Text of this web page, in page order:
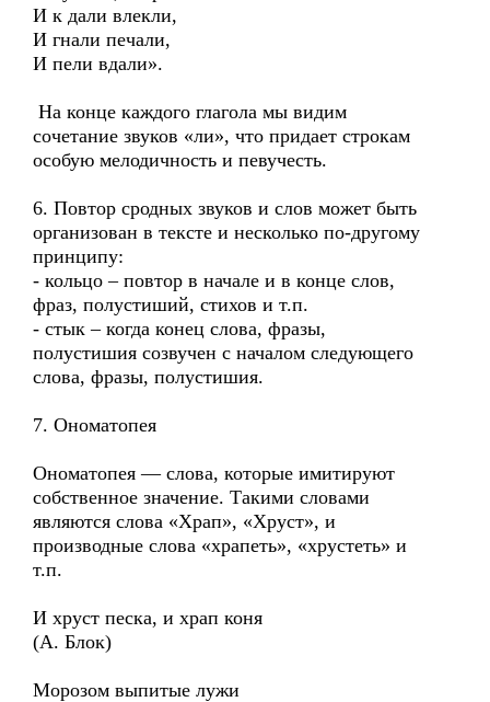
И к дали влекли,
И гнали печали,
И пели вдали».
На конце каждого глагола мы видим
сочетание звуков «ли», что придает строкам
особую мелодичность и певучесть.
6. Повтор сродных звуков и слов может быть
организован в тексте и несколько по-другому
принципу:
- кольцо – повтор в начале и в конце слов,
фраз, полустиший, стихов и т.п.
- стык – когда конец слова, фразы,
полустишия созвучен с началом следующего
слова, фразы, полустишия.
7. Ономатопея
Ономатопея — слова, которые имитируют
собственное значение. Такими словами
являются слова «Храп», «Хруст», и
производные слова «храпеть», «хрустеть» и
т.п.
И хруст песка, и храп коня
(А. Блок)
Морозом выпитые лужи